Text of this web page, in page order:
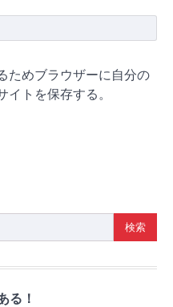
ためブラウザーに自分の
トを保存する。
る！